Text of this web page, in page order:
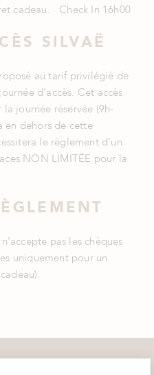
cadeau. Check In 16h00
SILVAË
au tarif privilégié de
d’accès. Cet accès
journée réservée (9h-
en dehors de cette
le règlement d’un
NON LIMITÉE pour la
pas les chèques
uniquement pour un